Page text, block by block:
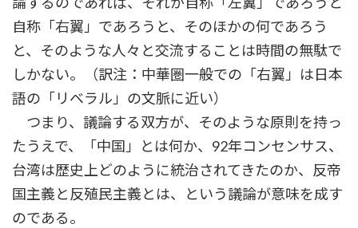
自称「右翼」であろうと、そのほかの何であろう
と、そのような人々と交流することは時間の無駄で
しかない。（訳注：中華圏一般での「右翼」は日本
語の「リベラル」の文脈に近い）
つまり、議論する双方が、そのような原則を持っ
たうえで、「中国」とは何か、92年コンセンサス、
台湾は歴史上どのように統治されてきたのか、反帝
国主義と反殖民主義とは、という議論が意味を成す
のである。